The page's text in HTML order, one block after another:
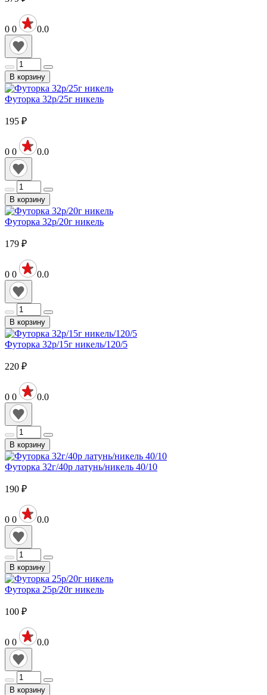
0 0 0.0
В корзину
Футорка 32р/25г никель
195 ₽
0 0 0.0
В корзину
Футорка 32р/20г никель
179 ₽
0 0 0.0
В корзину
Футорка 32р/15г никель/120/5
220 ₽
0 0 0.0
В корзину
Футорка 32г/40р латунь/никель 40/10
190 ₽
0 0 0.0
В корзину
Футорка 25р/20г никель
100 ₽
0 0 0.0
В корзину